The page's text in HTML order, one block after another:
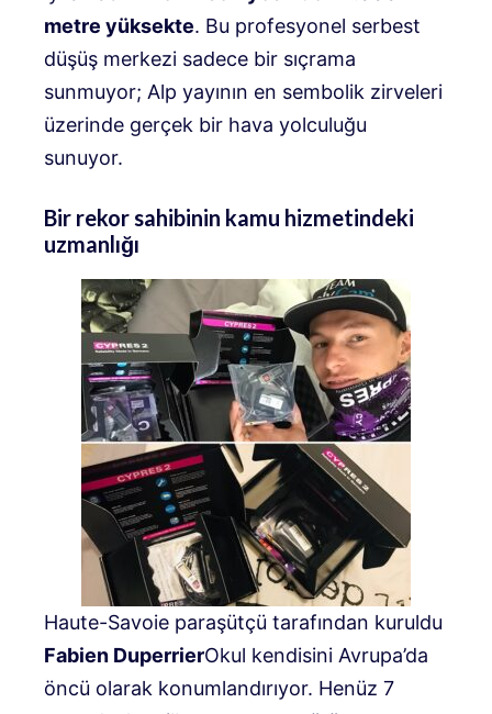
metre yüksekte. Bu profesyonel serbest
düşüş merkezi sadece bir sıçrama
sunmuyor; Alp yayının en sembolik zirveleri
üzerinde gerçek bir hava yolculuğu
sunuyor.
Bir rekor sahibinin kamu hizmetindeki
uzmanlığı
Haute-Savoie paraşütçü tarafından kuruldu
Fabien DuperrierOkul kendisini Avrupa’da
öncü olarak konumlandırıyor. Henüz 7